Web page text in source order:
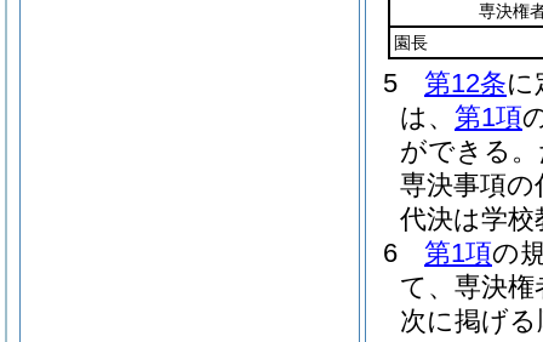
専決権
園長
5 第12条に
は、 第1項
ができる。
専決事項の
代決は学
6
第1項の
て、専決
次に掲げ